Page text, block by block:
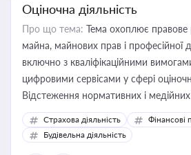
Оціночна діяльність
Про що тема: Тема охоплює правове
майна, майнових прав і професійної
включно з кваліфікаційними
цифровими сервісами у сфері
Відстеження нормативних і медійних
корисне для власника бізнесу,
бухгалтера під час оподаткування,
державного майна, корпоративних
Страхова діяльність
Фінансові
Будівельна діяльність